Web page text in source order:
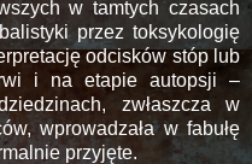
w tamtych czasach
przez toksykologię
odcisków stóp lub
i na etapie autopsji –
zwłaszcza w
wprowadzała w fabułę
przyjęte.